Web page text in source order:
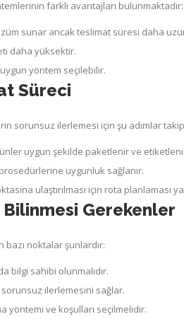
farklı avantajları bulunmaktadır:
sunar ancak teslimat süresi daha
daha yüksektir.
yöntem seçilebilir.
Süreci
sorunsuz ilerlemesi için şu adımlar
uygun şekilde paketlenir ve
uygunluk sağlanır.
ulaştırılması için rota planlaması
Bilinmesi Gerekenler
bazı noktalar şunlardır:
bilgi sahibi olunmalıdır.
ilerlemesini sağlar.
yöntemi ve koşulları seçilmelidir.